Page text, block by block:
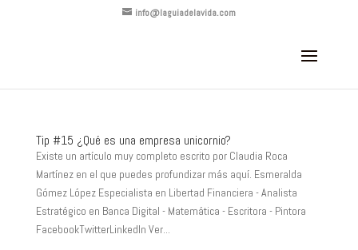
info@laguiadelavida.com
Tip #15 ¿Qué es una empresa unicornio?
Existe un artículo muy completo escrito por Claudia Roca
Martínez en el que puedes profundizar más aquí. Esmeralda
Gómez López Especialista en Libertad Financiera - Analista
Estratégico en Banca Digital - Matemática - Escritora - Pintora
FacebookTwitterLinkedIn Ver...